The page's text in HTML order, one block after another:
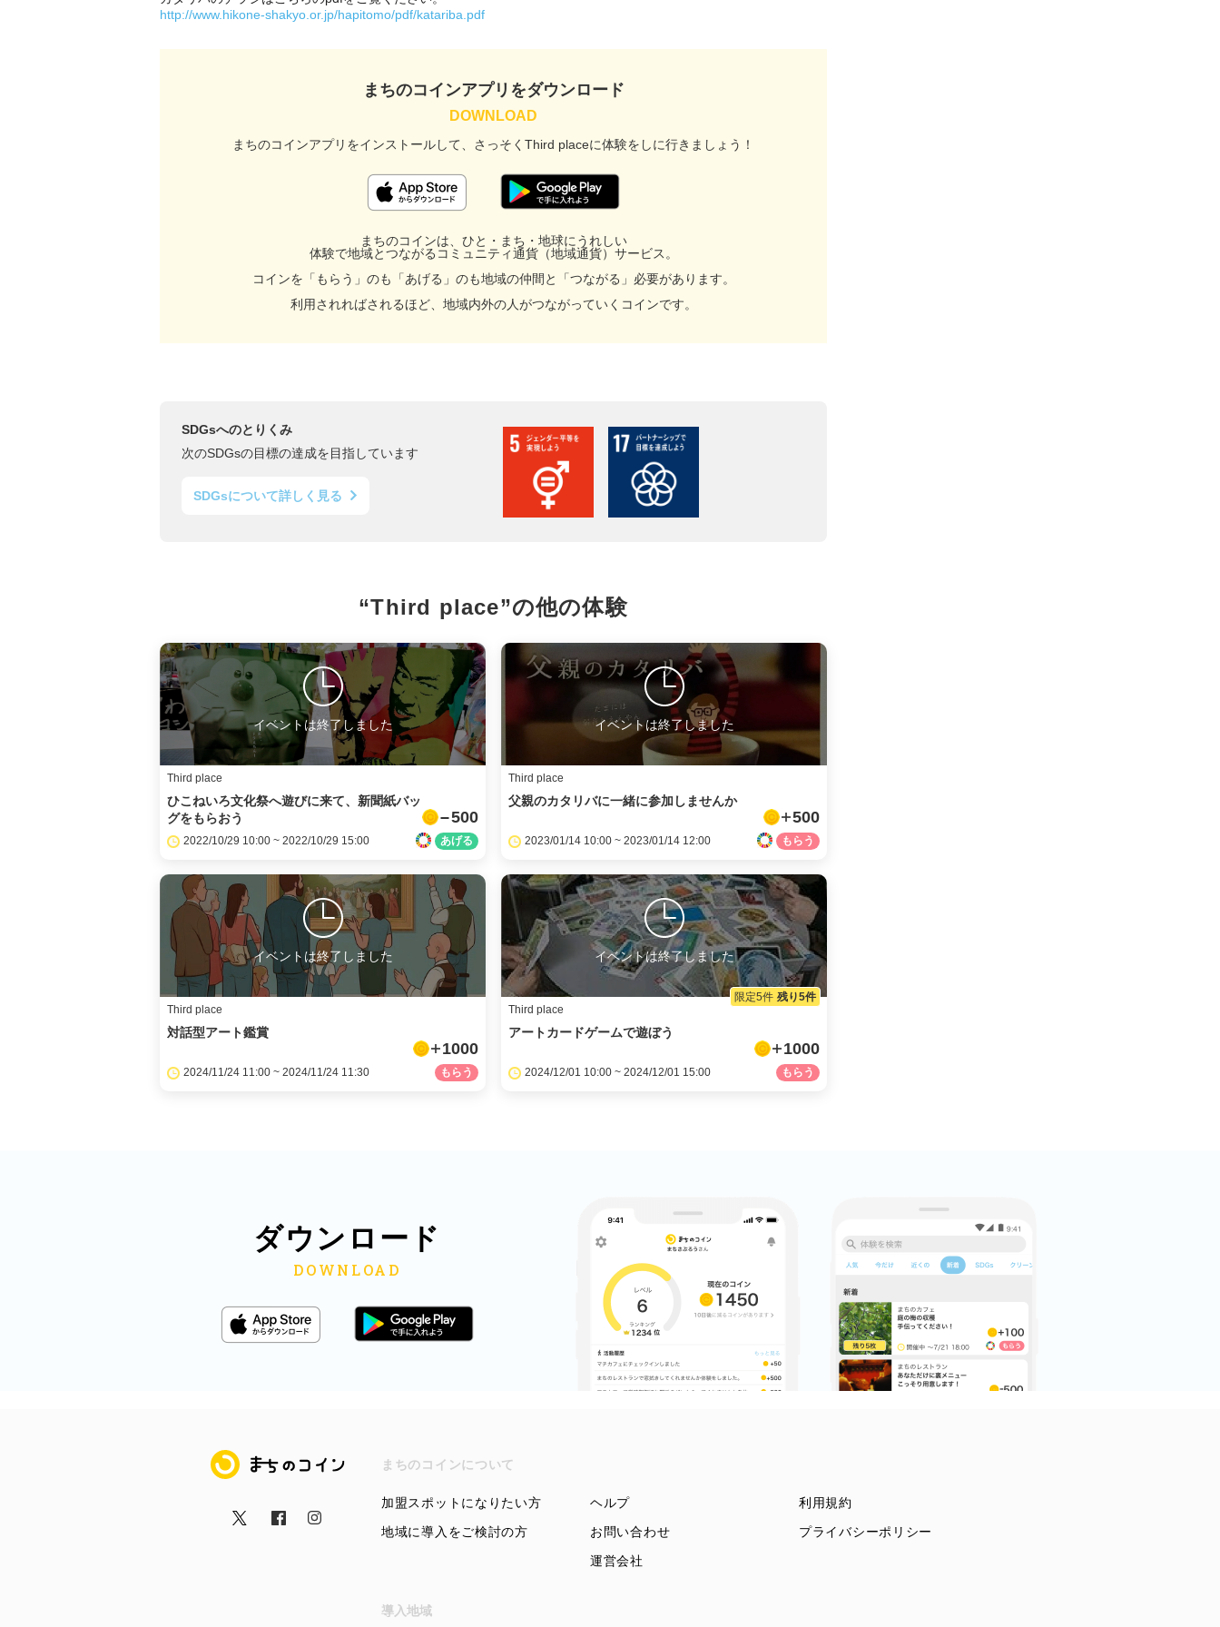
facebook
http://www.hikone-shakyo.or.jp/hapitomo/pdf/katariba.pdf
まちのコインアプリをダウンロード
まちのコインアプリをインストールして、 さっそくThird placeに体験をしに行きましょう！
まちのコインは、ひと・まち・地球にうれしい
体験で地域とつながるコミュニティ通貨（地域通貨）サービス。
コインを「もらう」のも「あげる」のも地域の仲間と「つながる」必要があります。
利用されればされるほど、地域内外の人がつながっていくコインです。
SDGsへのとりくみ
次のSDGsの目標の達成を目指しています
SDGsについて詳しく見る
“Third place”の他の体験
イベントは終了しました
Third place
ひこねいろ文化祭へ遊びに来て、新聞紙バッ
グをもらおう
500
2022/10/29 10:00 ~ 2022/10/29 15:00
イベントは終了しました
Third place
父親のカタリバに一緒に参加しませんか
500
2023/01/14 10:00 ~ 2023/01/14 12:00
イベントは終了しました
Third place
対話型アート鑑賞
1000
2024/11/24 11:00 ~ 2024/11/24 11:30
イベントは終了しました
Third place
アートカードゲームで遊ぼう
1000
2024/12/01 10:00 ~ 2024/12/01 15:00
限定5件 残り5件
ダウンロード
まちのコイン まちのコインについて
加盟スポットになりたい方
地域に導入をご検討の方
ヘルプ
お問い合わせ
運営会社
利用規約
プライバシーポリシー
導入地域